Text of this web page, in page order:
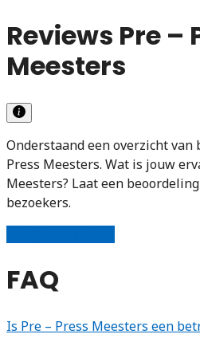
Reviews Pre –
Meesters
Onderstaand een overzicht van
Press Meesters. Wat is jouw
Meesters? Laat een
bezoekers.
FAQ
Is Pre – Press Meesters een